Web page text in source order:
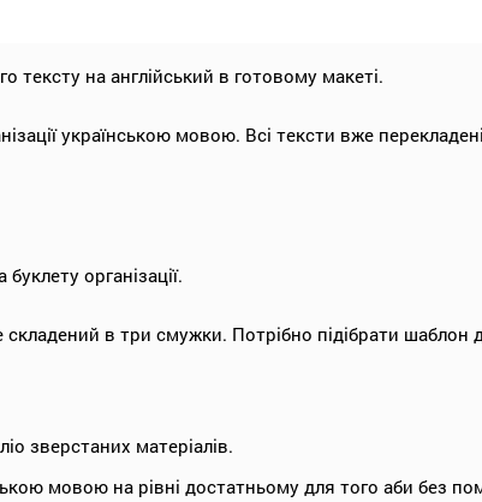
тексту на англійський в готовому макеті.
українською мовою. Всі тексти вже
організації.
в три смужки. Потрібно підібрати шаблон
зверстаних матеріалів.
мовою на рівні достатньому для того аби без